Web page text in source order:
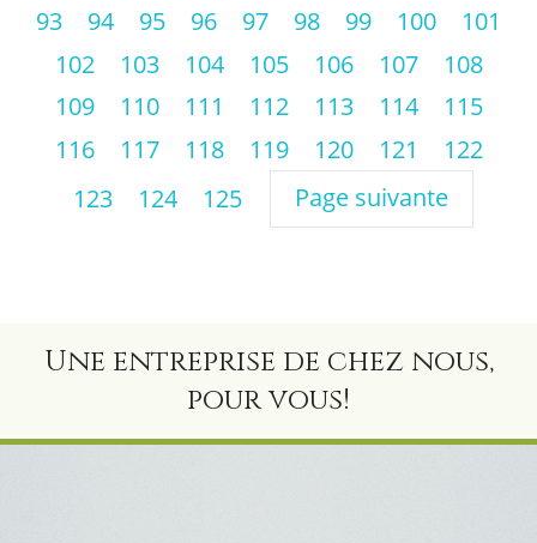
93
94 95 96 97 98 99 100
101
102
103 104 105 106 107
108
109
110 111 112 113 114
115
116
117 118 119 120 121
122
123
124 125 Page suivante
Une entreprise de chez nous,
pour vous!